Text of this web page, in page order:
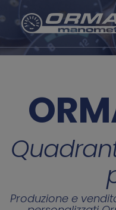
Produzione e